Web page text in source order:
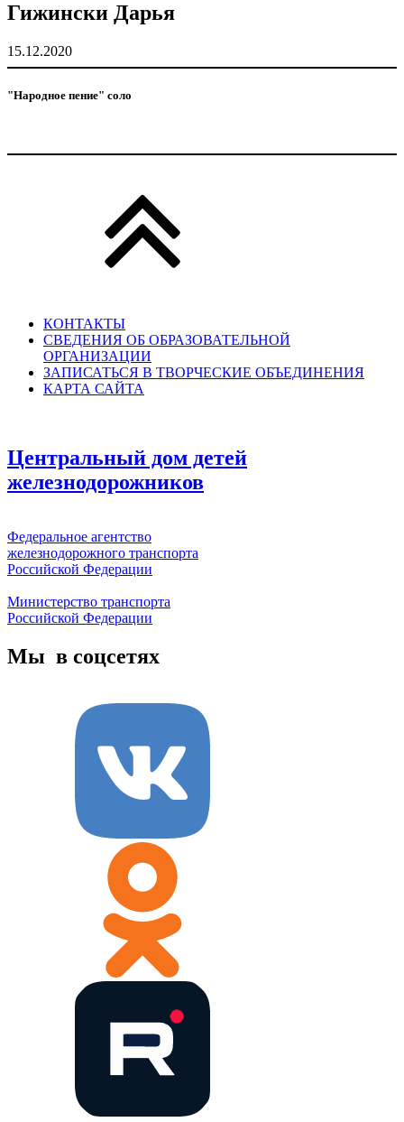
Гижински Дарья
15.12.2020
"Народное пение" соло
КОНТАКТЫ
СВЕДЕНИЯ ОБ ОБРАЗОВАТЕЛЬНОЙ
ОРГАНИЗАЦИИ
ЗАПИСАТЬСЯ В ТВОРЧЕСКИЕ ОБЪЕДИНЕНИЯ
КАРТА САЙТА
Центральный дом детей
железнодорожников
Федеральное агентство
железнодорожного транспорта
Российской Федерации
Министерство транспорта
Российской Федерации
Мы в соцсетях